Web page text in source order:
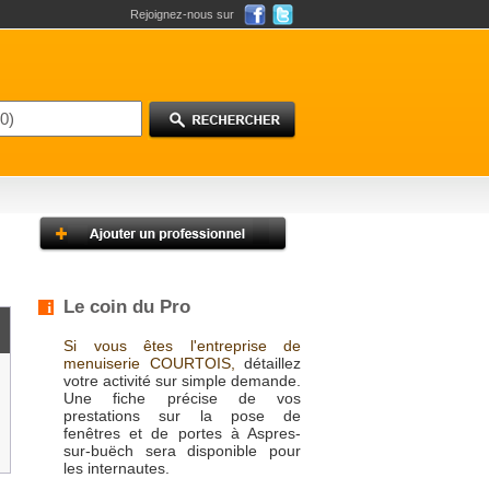
Rejoignez-nous sur
Le coin du Pro
Si vous êtes l'entreprise de
menuiserie COURTOIS,
détaillez
votre activité sur simple demande.
Une fiche précise de vos
prestations sur la pose de
fenêtres et de portes à Aspres-
sur-buëch sera disponible pour
les internautes.